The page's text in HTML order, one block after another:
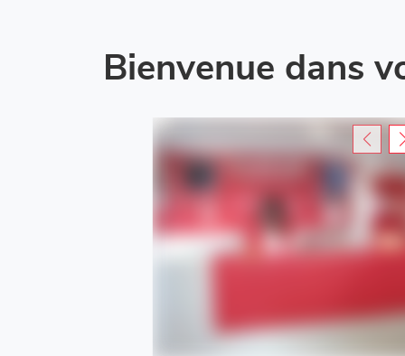
Bienvenue dans